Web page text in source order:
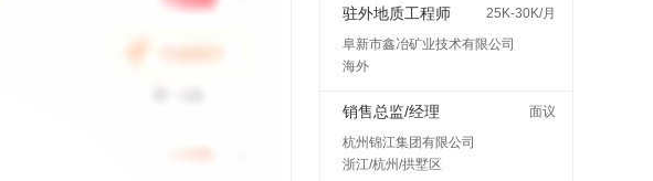
驻外地质工程师
25K-30K/月
阜新市鑫冶矿业技术有限公司
海外
销售总监/经理
面议
杭州锦江集团有限公司
浙江/杭州/拱墅区